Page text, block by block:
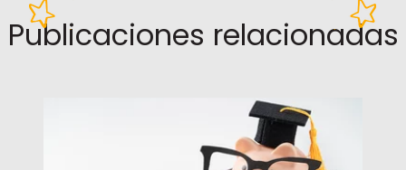
Publicaciones relacionadas